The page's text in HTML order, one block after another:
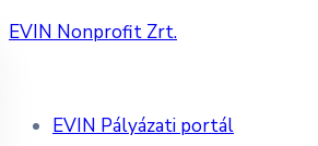
EVIN Nonprofit Zrt.
EVIN Pályázati portál